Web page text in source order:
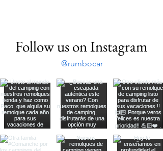
Follow us on Instagram
@rumbocar